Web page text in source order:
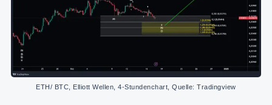
ETH/ BTC, Elliott Wellen, 4-Stundenchart, Quelle: Tradingview